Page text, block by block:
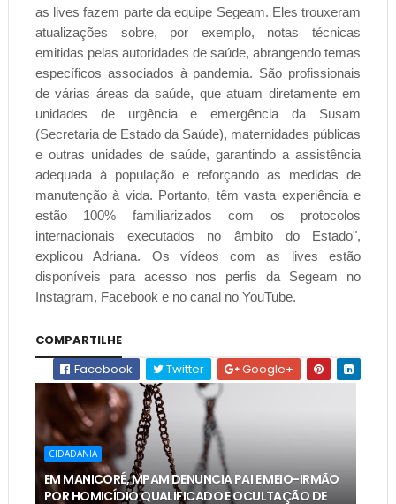
as lives fazem parte da equipe Segeam. Eles trouxeram
atualizações sobre, por exemplo, notas técnicas
emitidas pelas autoridades de saúde, abrangendo temas
específicos associados à pandemia. São profissionais
de várias áreas da saúde, que atuam diretamente em
unidades de urgência e emergência da Susam
(Secretaria de Estado da Saúde), maternidades públicas
e outras unidades de saúde, garantindo a assistência
adequada à população e reforçando as medidas de
manutenção à vida. Portanto, têm vasta experiência e
estão 100% familiarizados com os protocolos
internacionais executados no âmbito do Estado",
explicou Adriana. Os vídeos com as lives estão
disponíveis para acesso nos perfis da Segeam no
Instagram, Facebook e no canal no YouTube.
COMPARTILHE
Facebook
Twitter Google+
CIDADANIA
EM MANICORÉ, MPAM DENUNCIA PAI E MEIO-IRMÃO
POR HOMICÍDIO QUALIFICADO E OCULTAÇÃO DE